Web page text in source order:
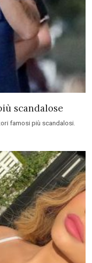
scandalose
famosi più scandalosi.